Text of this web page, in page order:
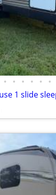
• • • • • •